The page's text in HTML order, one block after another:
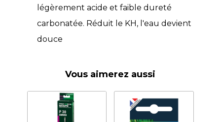
légèrement acide et faible dureté
carbonatée. Réduit le KH, l'eau devient
douce
Vous aimerez aussi